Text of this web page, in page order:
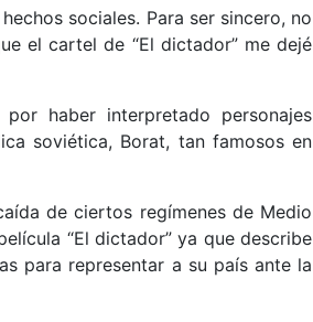
sociales. Para ser sincero, no
el cartel de “El dictador” me dejé
haber interpretado personajes
soviética, Borat, tan famosos en
de ciertos regímenes de Medio
“El dictador” ya que describe
para representar a su país ante la